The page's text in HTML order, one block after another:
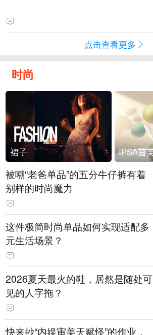
点击查看更多
时尚
裙子
被嘲“老爸单品”的五分牛仔裤有着
别样的时尚魔力
这件极简时尚单品如何实现适配多
元生活场景？
2026夏天最火的鞋，居然是随处可
见的人字拖？
快来抄“内娱审美天赋怪”的作业，